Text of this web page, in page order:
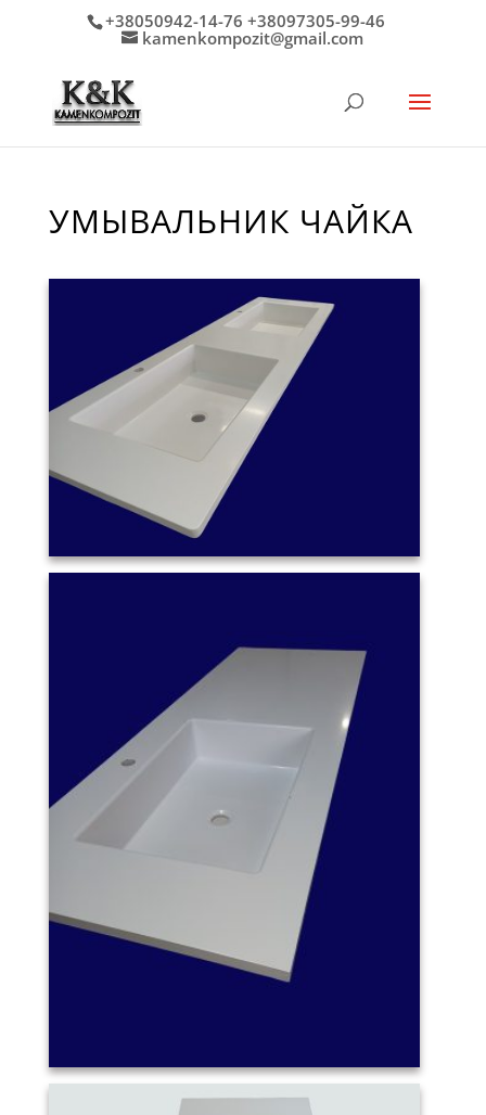
+38050942-14-76 +38097305-99-46
kamenkompozit@gmail.com
УМЫВАЛЬНИК ЧАЙКА